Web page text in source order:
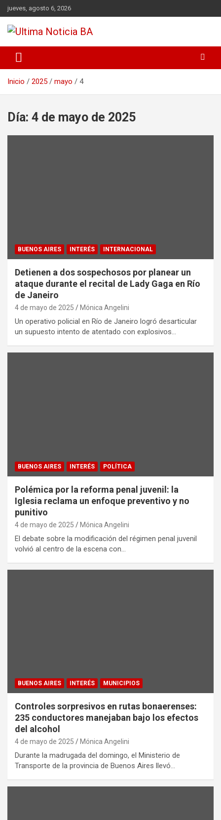
Saltar
al
contenido
jueves, agosto 6, 2026
Ultima Noticia BA
La Matanza en nuestro portal de noticias. Mantente informado
sobre política, economía, sociedad y mucho más.
Inicio
2025 mayo 4
Día: 4 de mayo de 2025
BUENOS AIRES INTERÉS INTERNACIONAL
Detienen a dos sospechosos por planear un
ataque durante el recital de Lady Gaga en Río
de Janeiro
4 de mayo de 2025 Mónica Angelini
Un operativo policial en Río de Janeiro logró desarticular
un supuesto intento de atentado con explosivos…
BUENOS AIRES INTERÉS POLÍTICA
Polémica por la reforma penal juvenil: la
Iglesia reclama un enfoque preventivo y no
punitivo
4 de mayo de 2025 Mónica Angelini
El debate sobre la modificación del régimen penal juvenil
volvió al centro de la escena con…
BUENOS AIRES INTERÉS MUNICIPIOS
Controles sorpresivos en rutas bonaerenses:
235 conductores manejaban bajo los efectos
del alcohol
4 de mayo de 2025 Mónica Angelini
Durante la madrugada del domingo, el Ministerio de
Transporte de la provincia de Buenos Aires llevó…